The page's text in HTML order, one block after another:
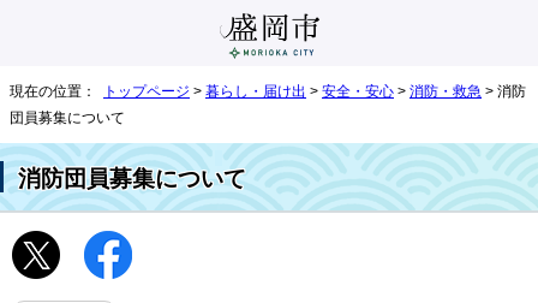
現在の位置： トップページ > 暮らし・届け出 > 安全・安心 > 消防・救急 > 消防
団員募集について
消防団員募集について